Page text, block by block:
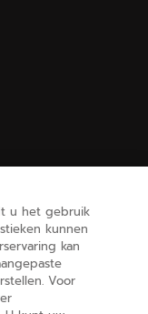
u het gebruik
kunnen
kan
Voor